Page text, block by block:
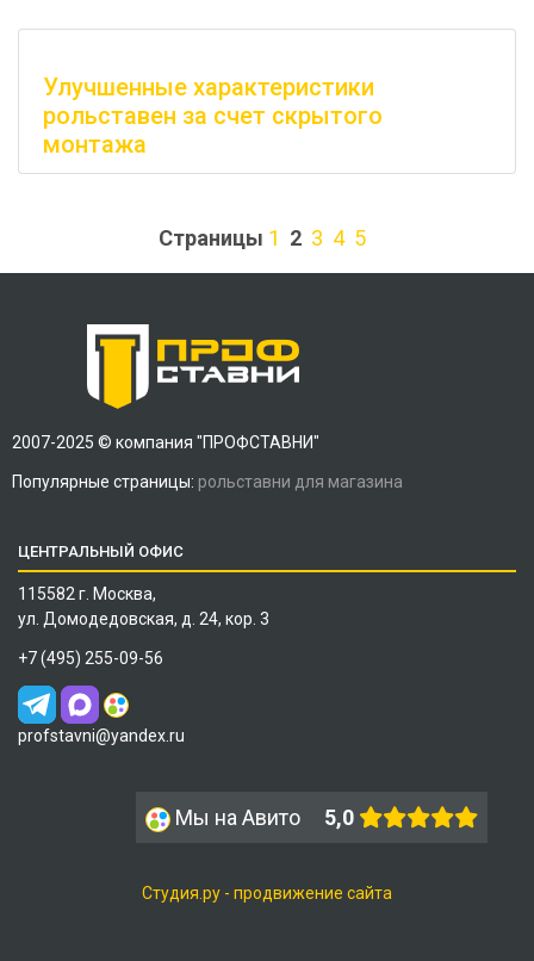
Улучшенные характеристики
рольставен за счет скрытого
монтажа
Страницы 1 2 3 4 5
2007-2025 © компания "ПРОФСТАВНИ"
Популярные страницы: рольставни для магазина
ЦЕНТРАЛЬНЫЙ ОФИС
115582 г. Москва,
ул. Домодедовская, д. 24, кор. 3
+7 (495) 255-09-56
profstavni@yandex.ru
Мы на Авито 5,0
Студия.ру - продвижение сайта